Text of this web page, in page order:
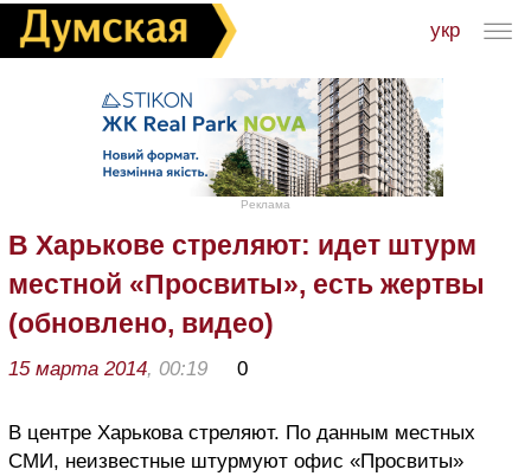
укр
Реклама
В Харькове стреляют: идет штурм
местной «Просвиты», есть жертвы
(обновлено, видео)
15 марта 2014, 00:19 0
В центре Харькова стреляют. По данным местных
СМИ, неизвестные штурмуют офис «Просвиты»